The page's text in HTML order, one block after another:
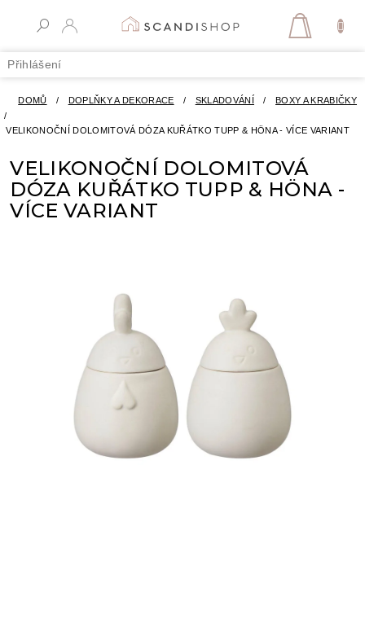
Přihlášení
DOMŮ / DOPLŇKY A DEKORACE / SKLADOVÁNÍ /
BOXY A KRABIČKY
/
VELIKONOČNÍ DOLOMITOVÁ DÓZA KUŘÁTKO TUPP & HÖNA - VÍCE VARIANT
VELIKONOČNÍ DOLOMITOVÁ
DÓZA KUŘÁTKO TUPP & HÖNA -
VÍCE VARIANT